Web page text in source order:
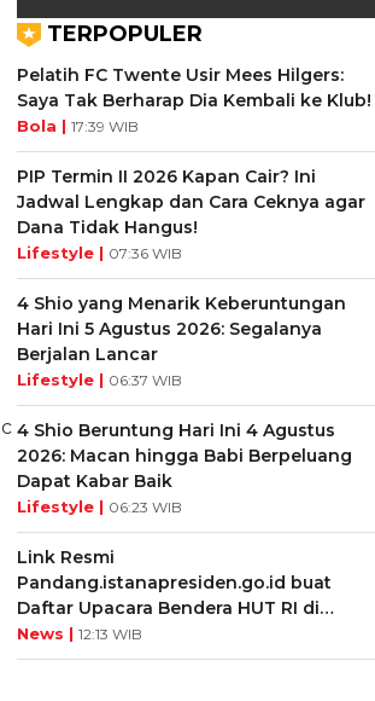
TERPOPULER
Pelatih FC Twente Usir Mees Hilgers:
Saya Tak Berharap Dia Kembali ke Klub!
Bola | 17:39 WIB
PIP Termin II 2026 Kapan Cair? Ini
Jadwal Lengkap dan Cara Ceknya agar
Dana Tidak Hangus!
Lifestyle | 07:36 WIB
4 Shio yang Menarik Keberuntungan
Hari Ini 5 Agustus 2026: Segalanya
Berjalan Lancar
Lifestyle | 06:37 WIB
4 Shio Beruntung Hari Ini 4 Agustus
2026: Macan hingga Babi Berpeluang
Dapat Kabar Baik
Lifestyle | 06:23 WIB
Link Resmi
Pandang.istanapresiden.go.id buat
Daftar Upacara Bendera HUT RI di
Istana Negara
News | 12:13 WIB